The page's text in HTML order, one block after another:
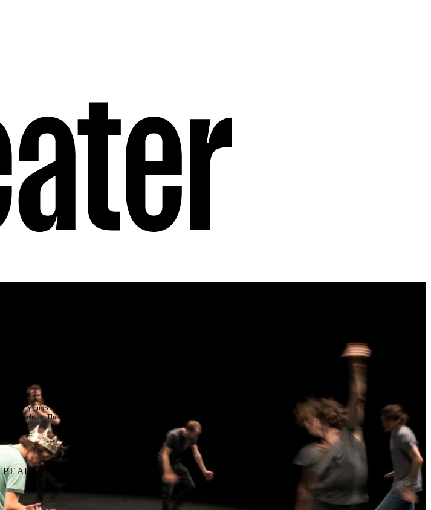
many times a given page has been consulted. We use this
our website. These cookies are only placed if you agree to
ALL COOKIES